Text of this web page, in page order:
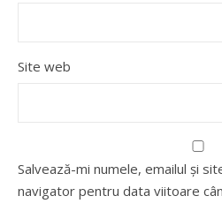
Site web
Salvează-mi numele, emailul și
navigator pentru data viitoare